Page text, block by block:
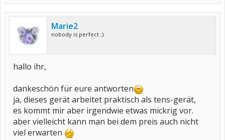
Marie2
nobody is perfect ;)
hallo ihr,
dankeschön für eure antworten
ja, dieses gerät arbeitet praktisch als tens-gerät,
es kommt mir aber irgendwie etwas mickrig vor.
aber vielleicht kann man bei dem preis auch nicht
viel erwarten